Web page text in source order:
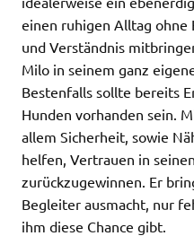
einen ruhigen Alltag ohne
und Verständnis
Milo in seinem ganz
Bestenfalls sollte bereits
Hunden vorhanden sein.
allem Sicherheit, sowie
helfen, Vertrauen in
zurückzugewinnen. Er
Begleiter ausmacht, nur
ihm diese Chance gibt.